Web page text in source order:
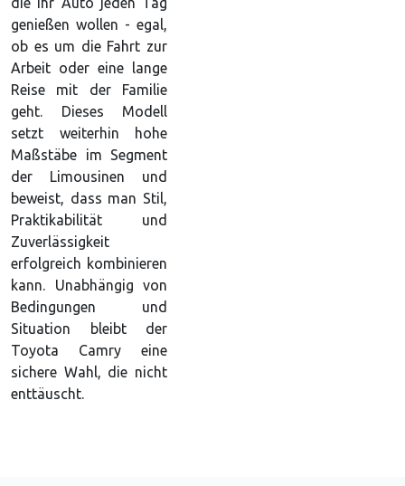
genießen wollen - egal,
ob es um die Fahrt zur
Arbeit oder eine lange
Reise mit der Familie
geht. Dieses Modell
setzt weiterhin hohe
Maßstäbe im Segment
der Limousinen und
beweist, dass man Stil,
Praktikabilität und
Zuverlässigkeit
erfolgreich kombinieren
kann. Unabhängig von
Bedingungen und
Situation bleibt der
Toyota Camry eine
sichere Wahl, die nicht
enttäuscht.